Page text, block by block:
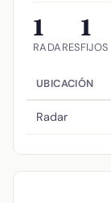
1
RADARES
1
FIJOS
UBICACIÓN
Radar